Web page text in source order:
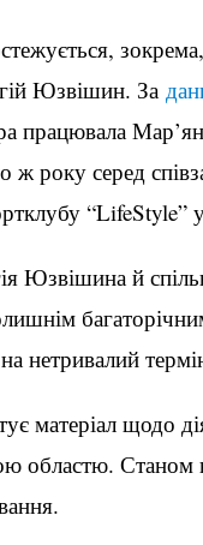
Юзвішин. За
працювала
року серед
Юзвішина й
нетривалий
матеріал щодо
областю. Станом